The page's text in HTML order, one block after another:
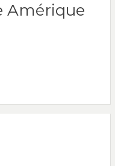
Amérique